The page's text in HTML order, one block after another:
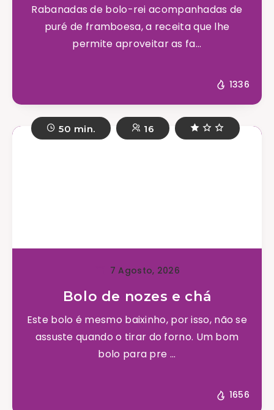
Rabanadas de bolo-rei acompanhadas de
puré de framboesa, a receita que lhe
permite aproveitar as fa...
1336
50 min. 16
7 Agosto, 2026
Bolo de nozes e chá
Este bolo é mesmo baixinho, por isso, não se
assuste quando o tirar do forno. Um bom
bolo para pre ...
1656